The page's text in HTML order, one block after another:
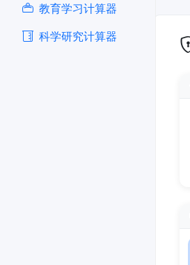
教育学习计算器
科学研究计算器